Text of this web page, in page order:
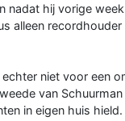
nadat hij vorige
alleen recordhouder
niet voor een
van
in eigen huis hield.